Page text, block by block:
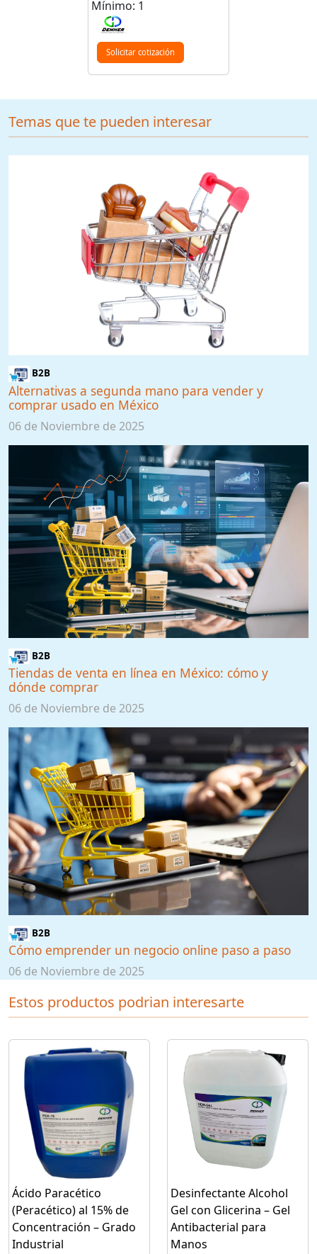
Mínimo: 1
Solicitar cotización
Temas que te pueden interesar
B2B
Alternativas a segunda mano para vender y
comprar usado en México
06 de Noviembre de 2025
B2B
Tiendas de venta en línea en México: cómo y
dónde comprar
06 de Noviembre de 2025
B2B
Cómo emprender un negocio online paso a paso
06 de Noviembre de 2025
Estos productos podrian interesarte
Ácido Paracético
(Peracético) al 15% de
Concentración – Grado
Industrial
Desinfectante Alcohol
Gel con Glicerina – Gel
Antibacterial para
Manos